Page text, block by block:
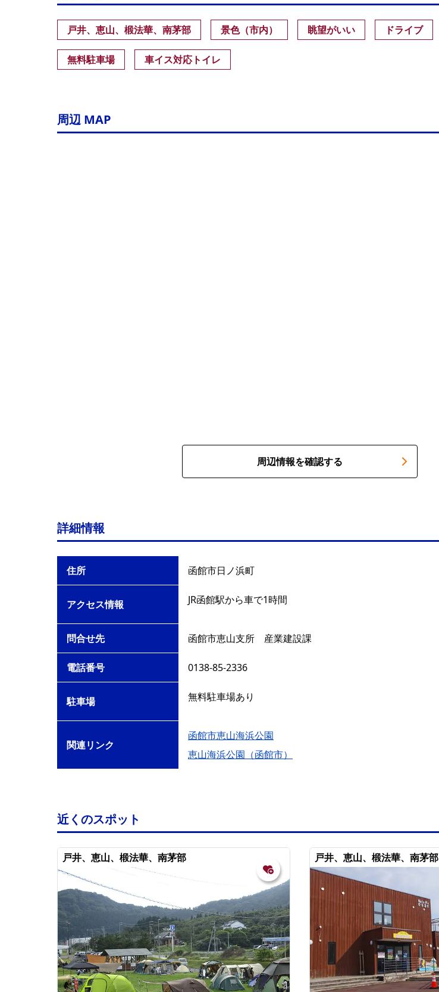
戸井、恵山、椴法華、南茅部 景色（市内） 眺望がいい ドライブ
無料駐車場 車イス対応トイレ
周辺 MAP
周辺情報を確認する
詳細情報
住所 函館市日ノ浜町
アクセス情報 JR函館駅から車で1時間
問合せ先 函館市恵山支所 産業建設課
電話番号 0138-85-2336
駐車場 無料駐車場あり
関連リンク
函館市恵山海浜公園
恵山海浜公園（函館市）
近くのスポット
戸井、恵山、椴法華、南茅部 戸井、恵山、椴法華、南茅部